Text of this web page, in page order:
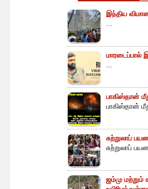
இந்திய
மாரடைப்பால்
பாகிஸ்தான்
பாகிஸ்தான்
சுற்றுலாப்
சுற்றுலாப்
ஜம்மு மற்றும்